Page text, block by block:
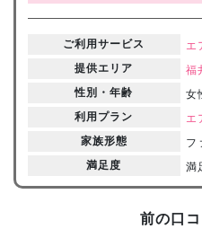
ご利用サービス
エ
提供エリア
福
性別・年齢
女
利用プラン
エ
家族形態
フ
満足度
満
前の口